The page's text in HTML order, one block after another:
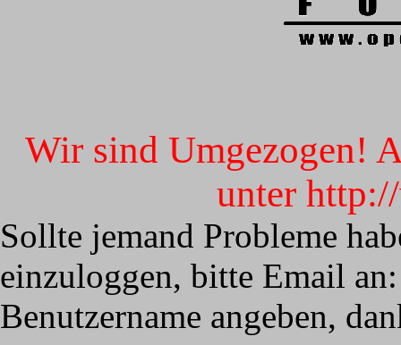
Wir sind Umgezogen!
unter
Sollte jemand Probleme
einzuloggen, bitte Email
Benutzername angeben,